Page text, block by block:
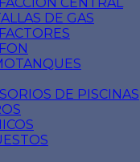
DE GAS
DE PISCINAS